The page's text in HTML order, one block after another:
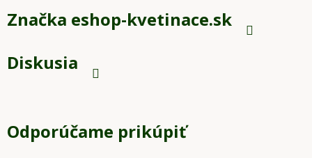
Značka eshop-kvetinace.sk
Diskusia
Odporúčame prikúpiť